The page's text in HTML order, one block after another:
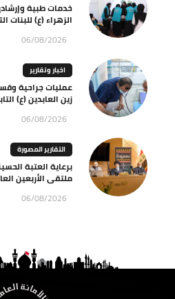
خدمات طبية
الزهراء (ع) للبنات
06/08/2026
اخبار وتقارير
عمليات جراحية
زين العابدين (ع)
06/08/2026
التقارير المصورة
برعاية العتبة
ملتقى الأربعين
06/08/2026